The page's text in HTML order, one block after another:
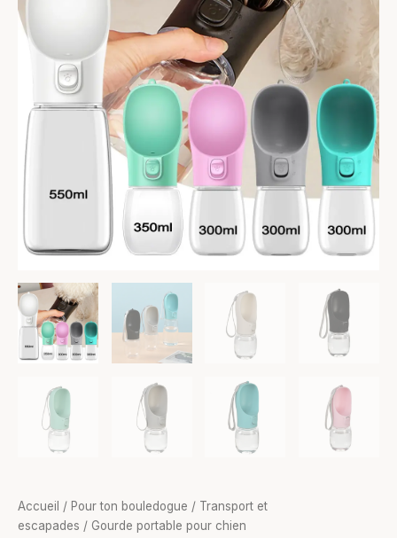
Accueil / Pour ton bouledogue / Transport et
escapades / Gourde portable pour chien
12,90 €
à
14,90 €